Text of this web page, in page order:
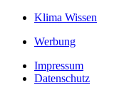
Klima Wissen
Werbung
Impressum
Datenschutz